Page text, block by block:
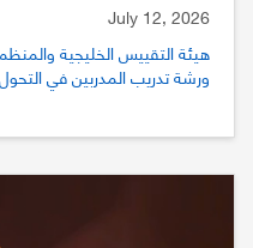
July 12, 2026
ورشة تدريب المدربين في